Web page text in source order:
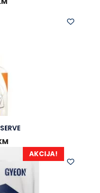
AKCIJA!